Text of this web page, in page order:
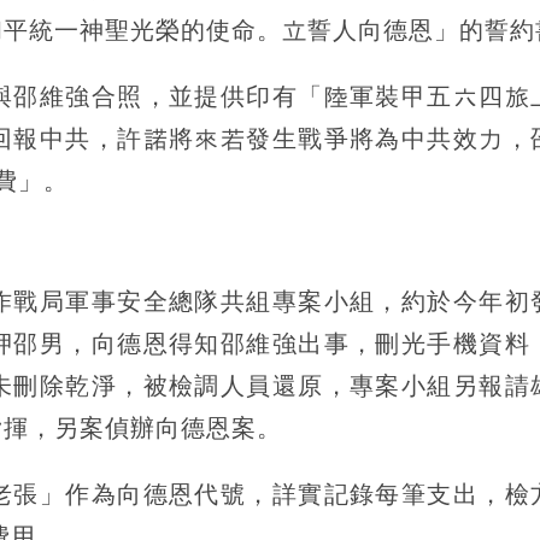
統一神聖光榮的使命。立誓人向德恩」的誓
維強合照，並提供印有「陸軍裝甲五六四旅
中共，許諾將來若發生戰爭將為中共效力，
。
局軍事安全總隊共組專案小組，約於今年初
男，向德恩得知邵維強出事，刪光手機資料
除乾淨，被檢調人員還原，專案小組另報請
，另案偵辦向德恩案。
」作為向德恩代號，詳實記錄每筆支出，檢